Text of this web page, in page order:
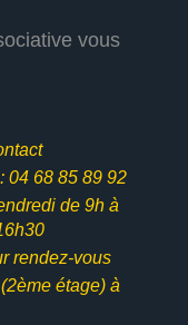
vous
04 68 85 89 92
de 9h à
rendez-vous
étage) à